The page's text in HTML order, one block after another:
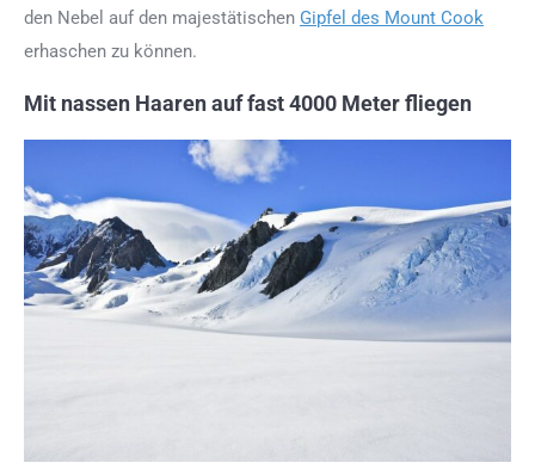
den Nebel auf den majestätischen Gipfel des Mount Cook
erhaschen zu können.
Mit nassen Haaren auf fast 4000 Meter fliegen